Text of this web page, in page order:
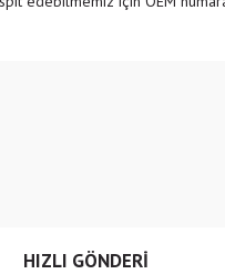
HIZLI GÖNDERİ